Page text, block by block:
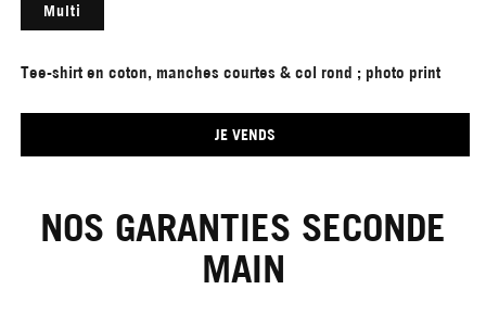
Multi
Tee-shirt en coton, manches courtes & col rond ; photo print
JE VENDS
NOS GARANTIES SECONDE
MAIN